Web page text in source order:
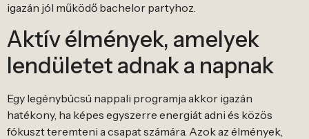
igazán jól működő bachelor partyhoz.
Aktív élmények, amelyek
lendületet adnak a napnak
Egy legénybúcsú nappali programja akkor igazán
hatékony, ha képes egyszerre energiát adni és közös
fókuszt teremteni a csapat számára. Azok az élmények,